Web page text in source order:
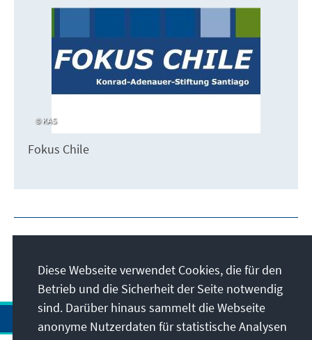
KAS
Fokus Chile
Diese Webseite verwendet Cookies, die für den
Betrieb und die Sicherheit der Seite notwendig
sind. Darüber hinaus sammelt die Webseite
anonyme Nutzerdaten für statistische Analysen